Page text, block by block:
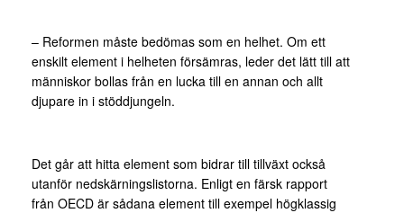
– Reformen måste bedömas som en helhet. Om ett
enskilt element i helheten försämras, leder det lätt till att
människor bollas från en lucka till en annan och allt
djupare in i stöddjungeln.
Det går att hitta element som bidrar till tillväxt också
utanför nedskärningslistorna. Enligt en färsk rapport
från OECD är sådana element till exempel högklassig